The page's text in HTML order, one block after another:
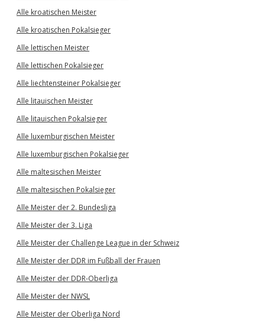
Alle kroatischen Meister
Alle kroatischen Pokalsieger
Alle lettischen Meister
Alle lettischen Pokalsieger
Alle liechtensteiner Pokalsieger
Alle litauischen Meister
Alle litauischen Pokalsieger
Alle luxemburgischen Meister
Alle luxemburgischen Pokalsieger
Alle maltesischen Meister
Alle maltesischen Pokalsieger
Alle Meister der 2. Bundesliga
Alle Meister der 3. Liga
Alle Meister der Challenge League in der Schweiz
Alle Meister der DDR im Fußball der Frauen
Alle Meister der DDR-Oberliga
Alle Meister der NWSL
Alle Meister der Oberliga Nord